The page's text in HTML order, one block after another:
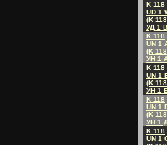
K 118
UD 1
(K 118
УД 1
K 118
UN 1
(K 118
УH 1
K 118
UN 1
(K 118
УH 1
K 118
UN 1
(K 118
УH 1
K 118
UN 1